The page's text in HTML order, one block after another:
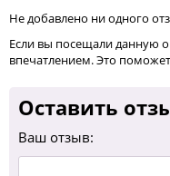
Не добавлено ни одного
Если вы посещали данную
впечатлением. Это
Оставить
Ваш отзыв: